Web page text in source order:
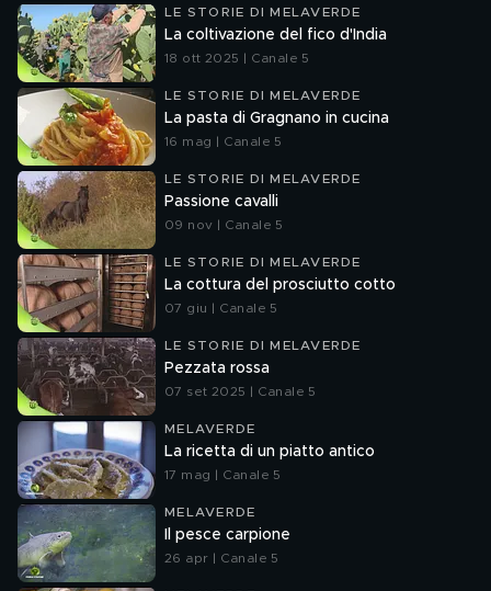
LE STORIE DI MELAVERDE
La coltivazione del fico d'India
18 ott 2025 | Canale 5
LE STORIE DI MELAVERDE
La pasta di Gragnano in cucina
16 mag | Canale 5
LE STORIE DI MELAVERDE
Passione cavalli
09 nov | Canale 5
LE STORIE DI MELAVERDE
La cottura del prosciutto cotto
07 giu | Canale 5
LE STORIE DI MELAVERDE
Pezzata rossa
07 set 2025 | Canale 5
MELAVERDE
La ricetta di un piatto antico
17 mag | Canale 5
MELAVERDE
Il pesce carpione
26 apr | Canale 5